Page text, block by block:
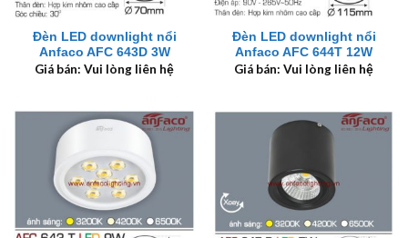
Đèn LED downlight nổi
Anfaco AFC 643D 3W
Giá bán: Vui lòng liên hệ
Đèn LED downlight nổi
Anfaco AFC 644T 12W
Giá bán: Vui lòng liên hệ